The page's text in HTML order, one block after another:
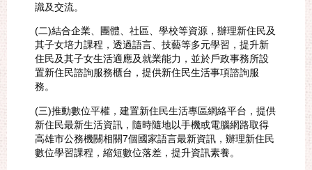
識及交流。
(二)結合企業、團體、社區、學校等資源，辦理新住民及
其子女培力課程，透過語言、技藝等多元學習，提升新
住民及其子女生活適應及就業能力，並於戶政事務所設
置新住民諮詢服務櫃台，提供新住民生活事項諮詢服
務。
(三)推動數位平權，建置新住民生活專區網絡平台，提供
新住民最新生活資訊，隨時隨地以手機或電腦網路取得
高雄市公務機關相關7個國家語言最新資訊，辦理新住民
數位學習課程，縮短數位落差，提升資訊素養。